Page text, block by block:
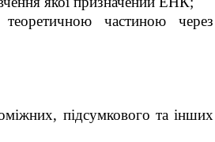
теоретичною частиною через
підсумкового та інших